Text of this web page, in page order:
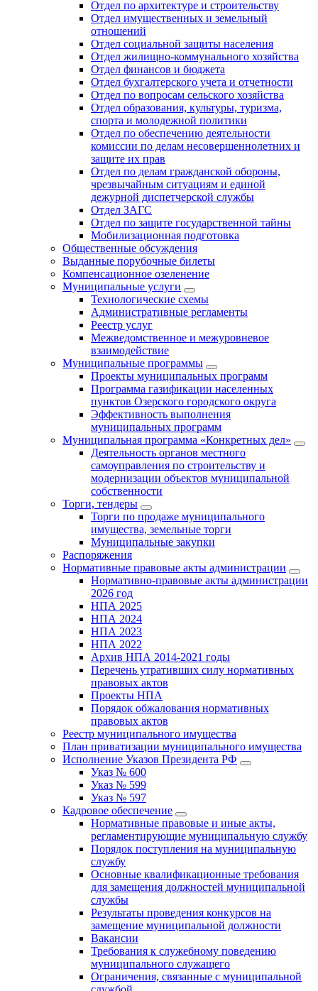
Отдел по архитектуре и строительству
Отдел имущественных и земельный
отношений
Отдел социальной защиты населения
Отдел жилищно-коммунального хозяйства
Отдел финансов и бюджета
Отдел бухгалтерского учета и отчетности
Отдел по вопросам сельского хозяйства
Отдел образования, культуры, туризма,
спорта и молодежной политики
Отдел по обеспечению деятельности
комиссии по делам несовершеннолетних и
защите их прав
Отдел по делам гражданской обороны,
чрезвычайным ситуациям и единой
дежурной диспетчерской службы
Отдел ЗАГС
Отдел по защите государственной тайны
Мобилизационная подготовка
Общественные обсуждения
Выданные порубочные билеты
Компенсационное озеленение
Муниципальные услуги
Технологические схемы
Административные регламенты
Реестр услуг
Межведомственное и межуровневое
взаимодействие
Муниципальные программы
Проекты муниципальных программ
Программа газификации населенных
пунктов Озерского городского округа
Эффективность выполнения
муниципальных программ
Муниципальная программа «Конкретных дел»
Деятельность органов местного
самоуправления по строительству и
модернизации объектов муниципальной
собственности
Торги, тендеры
Торги по продаже муниципального
имущества, земельные торги
Муниципальные закупки
Распоряжения
Нормативные правовые акты администрации
Нормативно-правовые акты администрации
2026 год
НПА 2025
НПА 2024
НПА 2023
НПА 2022
Архив НПА 2014-2021 годы
Перечень утративших силу нормативных
правовых актов
Проекты НПА
Порядок обжалования нормативных
правовых актов
Реестр муниципального имущества
План приватизации муниципального имущества
Исполнение Указов Президента РФ
Указ № 600
Указ № 599
Указ № 597
Кадровое обеспечение
Нормативные правовые и иные акты,
регламентирующие муниципальную службу
Порядок поступления на муниципальную
службу
Основные квалификационные требования
для замещения должностей муниципальной
службы
Результаты проведения конкурсов на
замещение муниципальной должности
Вакансии
Требования к служебному поведению
муниципального служащего
Ограничения, связанные с муниципальной